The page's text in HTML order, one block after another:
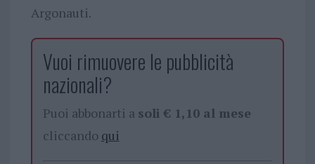
Argonauti.
Vuoi rimuovere le pubblicità
nazionali?
Puoi abbonarti a soli € 1,10 al mese
cliccando qui